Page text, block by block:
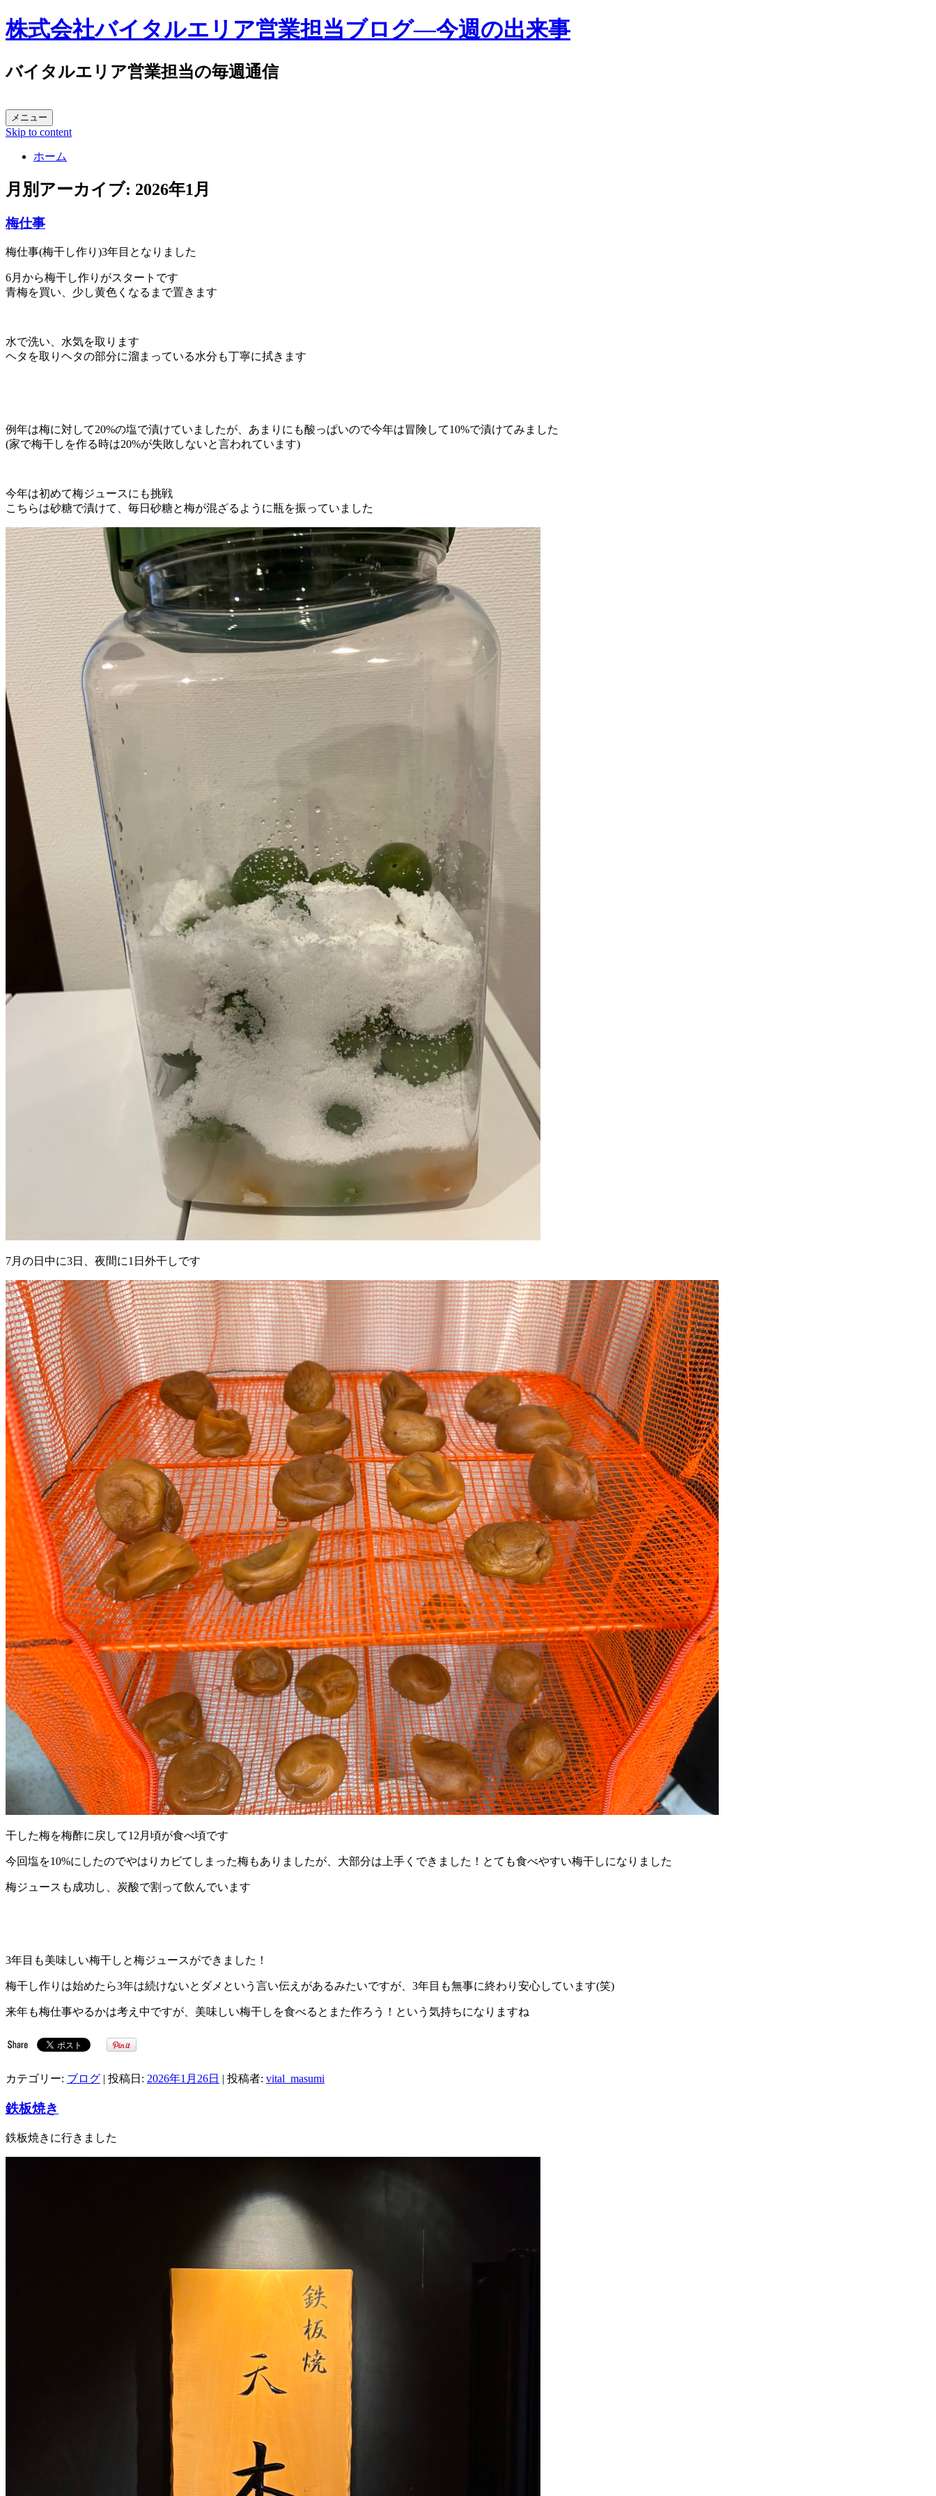
株式会社バイタルエリア営業担当ブログ―今週の出来事
バイタルエリア営業担当の毎週通信
メニュー
Skip to content
ホーム
月別アーカイブ: 2026年1月
梅仕事
梅仕事(梅干し作り)3年目となりました
6月から梅干し作りがスタートです
青梅を買い、少し黄色くなるまで置きます
水で洗い、水気を取ります
ヘタを取りヘタの部分に溜まっている水分も丁寧に拭きます
例年は梅に対して20%の塩で漬けていましたが、あまりにも酸っぱいので今年は冒険して10%で漬けてみました
(家で梅干しを作る時は20%が失敗しないと言われています)
今年は初めて梅ジュースにも挑戦
こちらは砂糖で漬けて、毎日砂糖と梅が混ざるように瓶を振っていました
7月の日中に3日、夜間に1日外干しです
干した梅を梅酢に戻して12月頃が食べ頃です
今回塩を10%にしたのでやはりカビてしまった梅もありましたが、大部分は上手くできました！とても食べやすい梅干しになりました
梅ジュースも成功し、炭酸で割って飲んでいます
3年目も美味しい梅干しと梅ジュースができました！
梅干し作りは始めたら3年は続けないとダメという言い伝えがあるみたいですが、3年目も無事に終わり安心しています(笑)
来年も梅仕事やるかは考え中ですが、美味しい梅干しを食べるとまた作ろう！という気持ちになりますね
カテゴリー: ブログ | 投稿日: 2026年1月26日 | 投稿者: vital_masumi
鉄板焼き
鉄板焼きに行きました